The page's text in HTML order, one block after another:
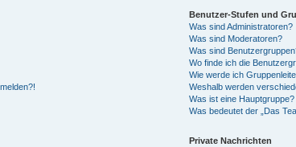
Benutzer-Stufen und
Was sind Administratoren?
Was sind Moderatoren?
Was sind
Wo finde ich die
Wie werde ich
Weshalb werden
Was ist eine Hauptgruppe?
Was bedeutet der „Das
Private Nachrichten